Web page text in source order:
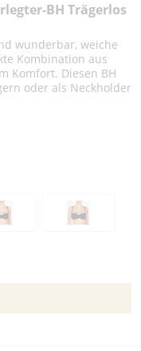
BH Trägerlos
wunderbar, weiche
Kombination aus
Komfort. Diesen BH
oder als Neckholder